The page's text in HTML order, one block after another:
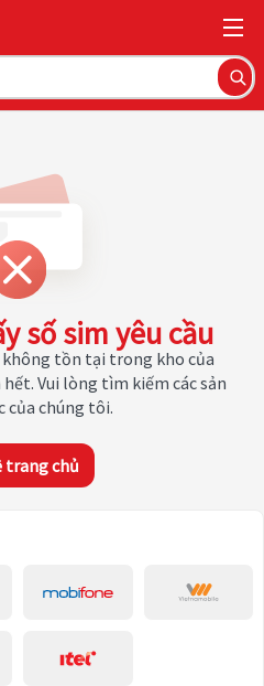
số sim yêu cầu
không tồn tại trong kho của
Vui lòng tìm kiếm các sản
của chúng tôi.
trang chủ